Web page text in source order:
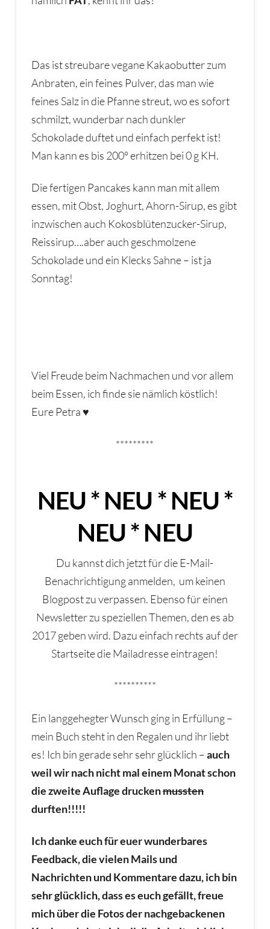
Das ist streubare vegane Kakaobutter zum
Anbraten, ein feines Pulver, das man wie
feines Salz in die Pfanne streut, wo es sofort
schmilzt, wunderbar nach dunkler
Schokolade duftet und einfach perfekt ist!
Man kann es bis 200° erhitzen bei 0 g KH.
Die fertigen Pancakes kann man mit allem
essen, mit Obst, Joghurt, Ahorn-Sirup, es gibt
inzwischen auch Kokosblütenzucker-Sirup,
Reissirup….aber auch geschmolzene
Schokolade und ein Klecks Sahne – ist ja
Sonntag!
Viel Freude beim Nachmachen und vor allem
beim Essen, ich finde sie nämlich köstlich!
Eure Petra ♥
*********
NEU * NEU * NEU *
NEU * NEU
Du kannst dich jetzt für die E-Mail-
Benachrichtigung anmelden, um keinen
Blogpost zu verpassen. Ebenso für einen
Newsletter zu speziellen Themen, den es ab
2017 geben wird. Dazu einfach rechts auf der
Startseite die Mailadresse eintragen!
**********
Ein langgehegter Wunsch ging in Erfüllung –
mein Buch steht in den Regalen und ihr liebt
es! Ich bin gerade sehr sehr glücklich –auch
weil wir nach nicht mal einem Monat schon
die zweite Auflage druckenmussten
durften!!!!!
Ich danke euch für euer wunderbares
Feedback, die vielen Mails und
Nachrichten und Kommentare dazu, ich bin
sehr glücklich, dass es euch gefällt, freue
mich über die Fotos der nachgebackenen